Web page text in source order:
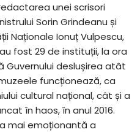
unei scrisori
Sorin Grindeanu și
Naționale Ionuț Vulpescu,
fost 29 de instituții, la ora
Guvernului deslușirea atât
funcționează, ca
cultural național, cât și a
în haos, în anul 2016.
mai emoționantă a